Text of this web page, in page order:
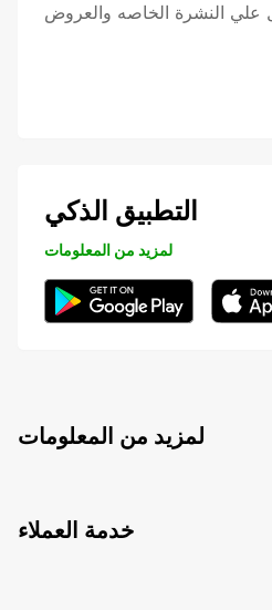
علي النشرة الخاصه والعروض
التطبيق الذكي
لمزيد من المعلومات
لمزيد من المعلومات
خدمة العملاء